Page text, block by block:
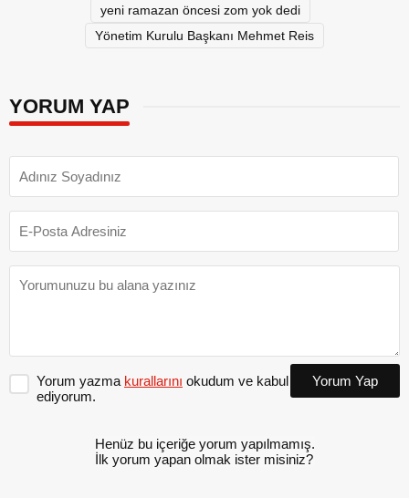
yeni ramazan öncesi zom yok dedi
Yönetim Kurulu Başkanı Mehmet Reis
YORUM YAP
Yorum yazma kurallarını okudum ve kabul
ediyorum.
Yorum Yap
Henüz bu içeriğe yorum yapılmamış.
İlk yorum yapan olmak ister misiniz?